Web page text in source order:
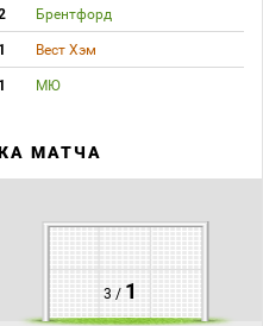
Брентфорд
Вест Хэм
МЮ
МАТЧА
3 / 1